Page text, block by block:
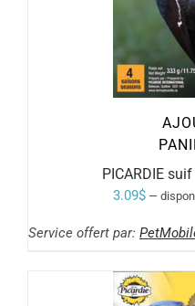
PICARDIE
3.09$ —
Service offert par: